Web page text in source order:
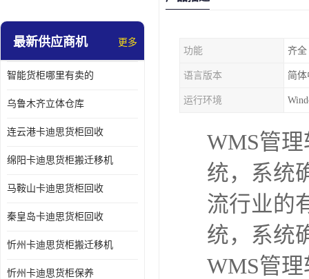
最新供应商机 更多
智能货柜哪里有卖的
乌鲁木齐立体仓库
连云港卡迪思货柜回收
绵阳卡迪思货柜搬迁移机
马鞍山卡迪思货柜回收
秦皇岛卡迪思货柜回收
忻州卡迪思货柜搬迁移机
忻州卡迪思货柜保养
功能 齐全
语言版本 简
运行环境
WMS管
统，系统
流行业的
统，系统
WMS管